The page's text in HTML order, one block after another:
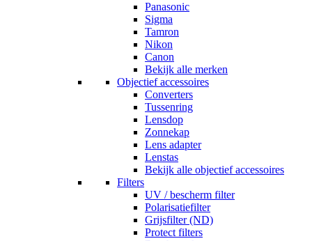
Panasonic
Sigma
Tamron
Nikon
Canon
Bekijk alle merken
Objectief accessoires
Converters
Tussenring
Lensdop
Zonnekap
Lens adapter
Lenstas
Bekijk alle objectief accessoires
Filters
UV / bescherm filter
Polarisatiefilter
Grijsfilter (ND)
Protect filters